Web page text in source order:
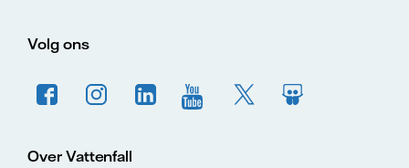
Volg ons
Over Vattenfall